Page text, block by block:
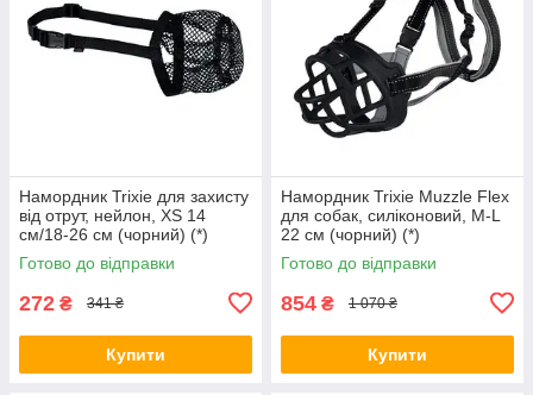
Намордник Trixie для захисту
від отрут, нейлон, XS 14
см/18-26 см (чорний) (*)
Готово до відправки
272 ₴ 341 ₴
Купити
Намордник Trixie Muzzle Flex
для собак, силіконовий, M-L
22 см (чорний) (*)
Готово до відправки
854 ₴ 1 070 ₴
Купити